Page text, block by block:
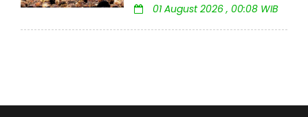
01 August 2026 , 00:08 WIB